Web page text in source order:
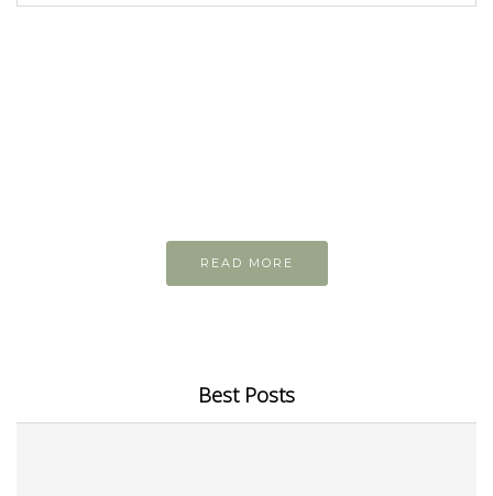
READ MORE
Best Posts